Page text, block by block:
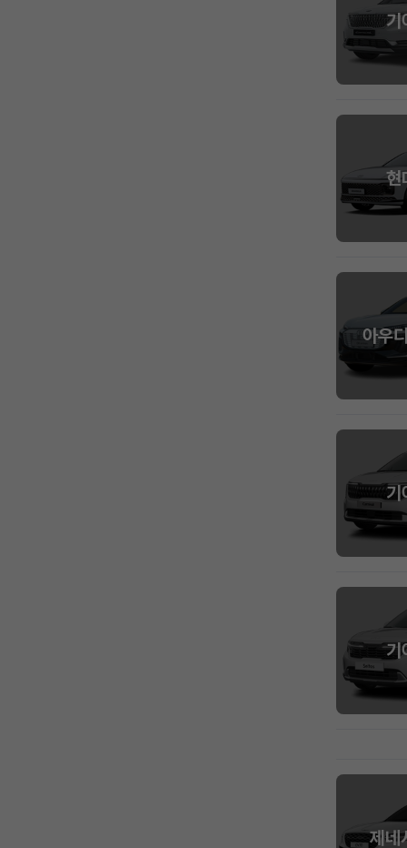
기
현
아우
기
기
제